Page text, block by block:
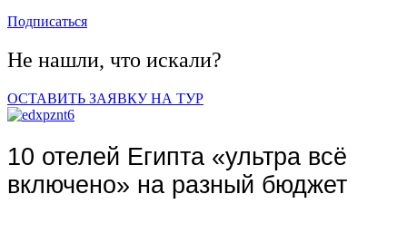
Подписаться
Не нашли, что искали?
ОСТАВИТЬ ЗАЯВКУ НА ТУР
10 отелей Египта «ультра всё
включено» на разный бюджет